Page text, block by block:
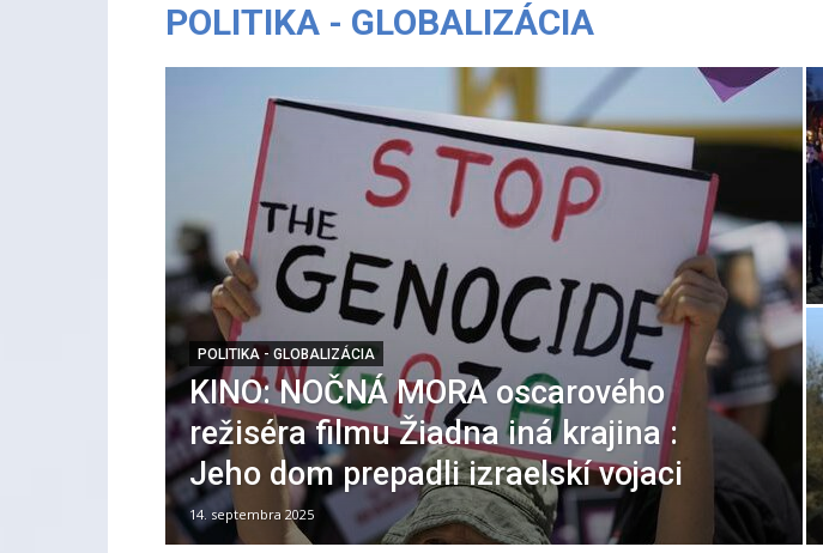
POLITIKA - GLOBALIZÁCIA
POLITIKA - GLOBALIZÁCIA
KINO: NOČNÁ MORA oscarového
režiséra filmu Žiadna iná krajina :
Jeho dom prepadli izraelskí vojaci
14. septembra 2025